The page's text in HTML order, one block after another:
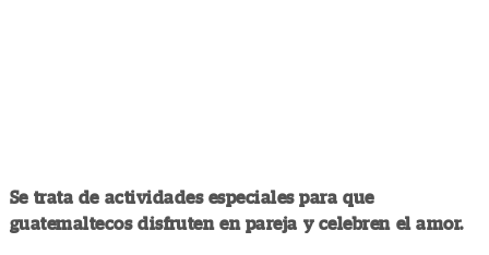
Se trata de actividades especiales para que
guatemaltecos disfruten en pareja y celebren el amor.